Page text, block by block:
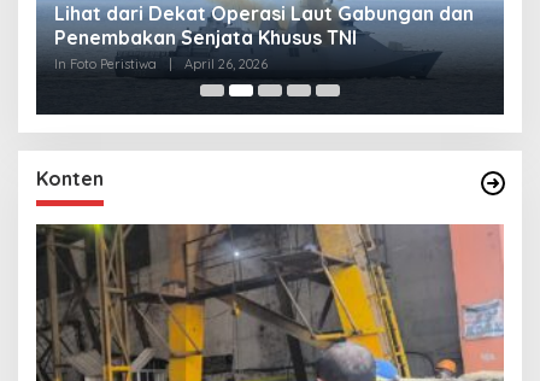
Lihat dari Dekat Operasi Laut Gabungan dan
Penembakan Senjata Khusus TNI
In Foto Peristiwa April 26, 2026
Konten